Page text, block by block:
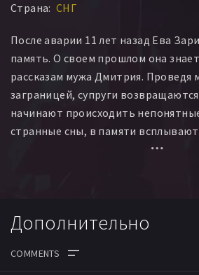
Страна: СНГ
После аварии 11 лет назад Ева
память. О своем прошлом она
рассказам мужа Дмитрия. Проведя
заграницей, супруги
начинают происходить
странные сны, в памяти
воспоминания, в которых ее
понимает, кто на самом деле этот
детали своей прошлого, Ева
Дополнительно